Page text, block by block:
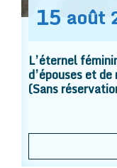
15 août
L’éternel
d’épouses et
(Sans